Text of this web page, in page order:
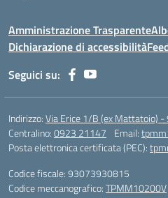
Amministrazione Trasparente
Dichiarazione di accessibilità
Seguici su:
Indirizzo:Via Erice 1/B (ex Mattatoio) -
Centralino:0923 21147 Email:
Posta elettronica certificata (PEC):
Codice fiscale: 93073930815
Codice meccanografico:TPMM10200V